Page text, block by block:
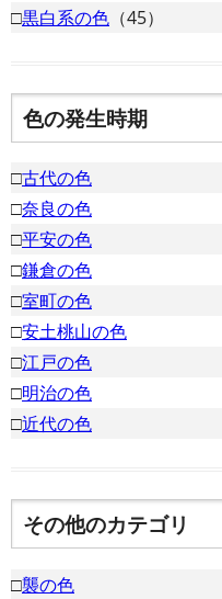
□黒白系の色 （45）
色の発生時期
□古代の色
□奈良の色
□平安の色
□鎌倉の色
□室町の色
□安土桃山の色
□江戸の色
□明治の色
□近代の色
その他のカテゴリ
□襲の色